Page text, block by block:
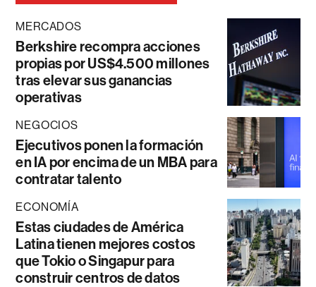
MERCADOS
Berkshire recompra acciones
propias por US$4.500 millones
tras elevar sus ganancias
operativas
NEGOCIOS
Ejecutivos ponen la formación
en IA por encima de un MBA para
contratar talento
ECONOMÍA
Estas ciudades de América
Latina tienen mejores costos
que Tokio o Singapur para
construir centros de datos